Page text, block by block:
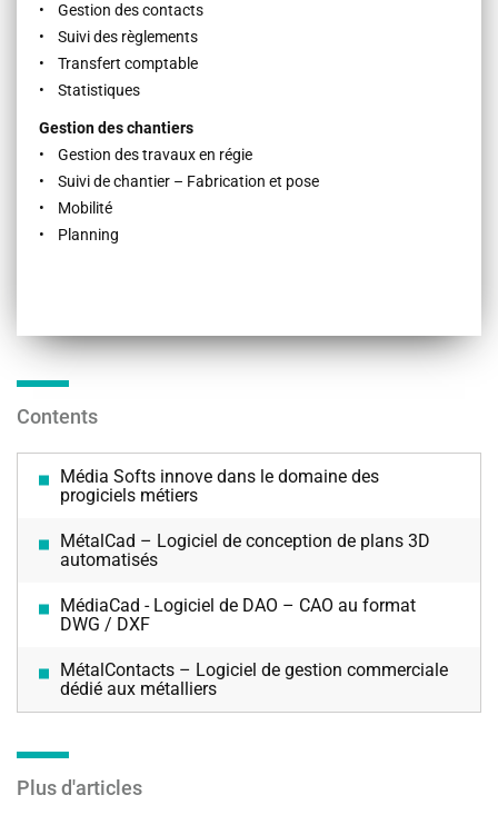
• Gestion des contacts
• Suivi des règlements
• Transfert comptable
• Statistiques
Gestion des chantiers
• Gestion des travaux en régie
• Suivi de chantier – Fabrication et pose
• Mobilité
• Planning
Contents
Média Softs innove dans le domaine des
progiciels métiers
MétalCad – Logiciel de conception de plans 3D
automatisés
MédiaCad - Logiciel de DAO – CAO au format
DWG / DXF
MétalContacts – Logiciel de gestion commerciale
dédié aux métalliers
Plus d'articles